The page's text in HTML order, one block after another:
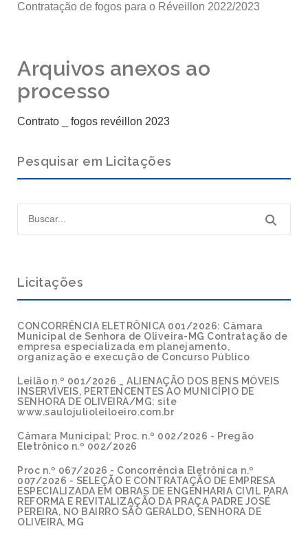
Contratação de fogos para o Réveillon 2022/2023
Arquivos anexos ao
processo
Contrato _ fogos revéillon 2023
Pesquisar em Licitações
Licitações
CONCORRÊNCIA ELETRÔNICA 001/2026: Câmara
Municipal de Senhora de Oliveira-MG Contratação de
empresa especializada em planejamento,
organização e execução de Concurso Público
Leilão n.º 001/2026 _ ALIENAÇÃO DOS BENS MÓVEIS
INSERVÍVEIS, PERTENCENTES AO MUNICÍPIO DE
SENHORA DE OLIVEIRA/MG: site
www.saulojulioleiloeiro.com.br
Câmara Municipal: Proc. n.º 002/2026 - Pregão
Eletrônico n.º 002/2026
Proc n.º 067/2026 - Concorrência Eletrônica n.º
007/2026 - SELEÇÃO E CONTRATAÇÃO DE EMPRESA
ESPECIALIZADA EM OBRAS DE ENGENHARIA CIVIL PARA
REFORMA E REVITALIZAÇÃO DA PRAÇA PADRE JOSÉ
PEREIRA, NO BAIRRO SÃO GERALDO, SENHORA DE
OLIVEIRA, MG